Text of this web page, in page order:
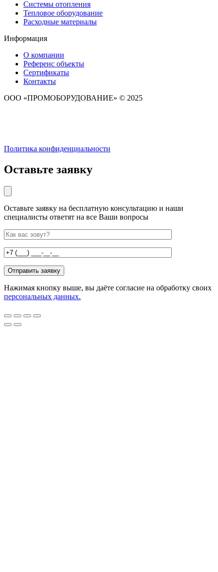
Системы отопления
Тепловое оборудование
Расходные материалы
Информация
О компании
Референс объекты
Сертификаты
Контакты
ООО «ПРОМОБОРУДОВАНИЕ» © 2025
Политика конфиденциальности
Оставьте заявку
Оставьте заявку на бесплатную консультацию и наши
специалисты ответят на все Ваши вопросы
Нажимая кнопку выше, вы даёте согласие на обработку своих
персональных данных.